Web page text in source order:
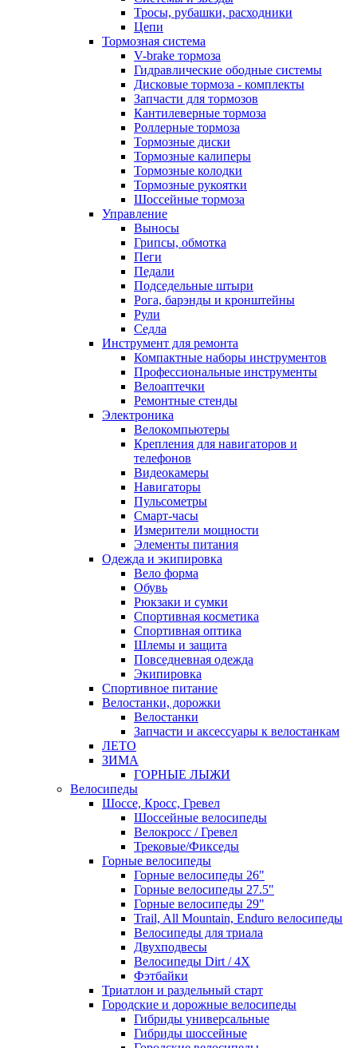
Тросы, рубашки, расходники
Цепи
Тормозная система
V-brake тормоза
Гидравлические ободные системы
Дисковые тормоза - комплекты
Запчасти для тормозов
Кантилеверные тормоза
Роллерные тормоза
Тормозные диски
Тормозные калиперы
Тормозные колодки
Тормозные рукоятки
Шоссейные тормоза
Управление
Выносы
Грипсы, обмотка
Пеги
Педали
Подседельные штыри
Рога, барэнды и кронштейны
Рули
Седла
Инструмент для ремонта
Компактные наборы инструментов
Профессиональные инструменты
Велоаптечки
Ремонтные стенды
Электроника
Велокомпьютеры
Крепления для навигаторов и
телефонов
Видеокамеры
Навигаторы
Пульсометры
Смарт-часы
Измерители мощности
Элементы питания
Одежда и экипировка
Вело форма
Обувь
Рюкзаки и сумки
Спортивная косметика
Спортивная оптика
Шлемы и защита
Повседневная одежда
Экипировка
Спортивное питание
Велостанки, дорожки
Велостанки
Запчасти и аксессуары к велостанкам
ЛЕТО
ЗИМА
ГОРНЫЕ ЛЫЖИ
Велосипеды
Шоссе, Кросс, Гревел
Шоссейные велосипеды
Велокросс / Гревел
Трековые/Фикседы
Горные велосипеды
Горные велосипеды 26"
Горные велосипеды 27.5"
Горные велосипеды 29"
Trail, All Mountain, Enduro велосипеды
Велосипеды для триала
Двухподвесы
Велосипеды Dirt / 4X
Фэтбайки
Триатлон и раздельный старт
Городские и дорожные велосипеды
Гибриды универсальные
Гибриды шоссейные